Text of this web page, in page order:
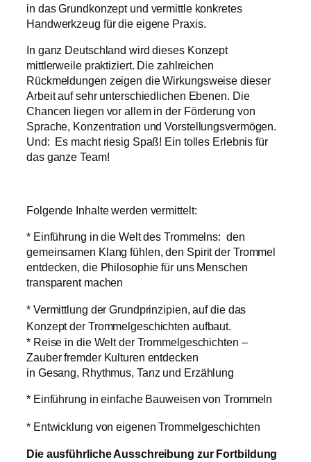
in das Grundkonzept und vermittle konkretes
Handwerkzeug für die eigene Praxis.
In ganz Deutschland wird dieses Konzept
mittlerweile praktiziert. Die zahlreichen
Rückmeldungen zeigen die Wirkungsweise dieser
Arbeit auf sehr unterschiedlichen Ebenen. Die
Chancen liegen vor allem in der Förderung von
Sprache, Konzentration und Vorstellungsvermögen.
Und: Es macht riesig Spaß! Ein tolles Erlebnis für
das ganze Team!
Folgende Inhalte werden vermittelt:
* Einführung in die Welt des Trommelns: den
gemeinsamen Klang fühlen, den Spirit der Trommel
entdecken, die Philosophie für uns Menschen
transparent machen
* Vermittlung der Grundprinzipien, auf die das
Konzept der Trommelgeschichten aufbaut.
* Reise in die Welt der Trommelgeschichten –
Zauber fremder Kulturen entdecken
in Gesang, Rhythmus, Tanz und Erzählung
* Einführung in einfache Bauweisen von Trommeln
* Entwicklung von eigenen Trommelgeschichten
Die ausführliche Ausschreibung zur Fortbildung